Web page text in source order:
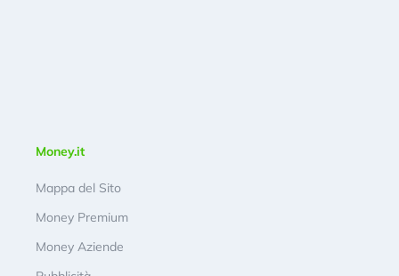
Money.it
Mappa del Sito
Money Premium
Money Aziende